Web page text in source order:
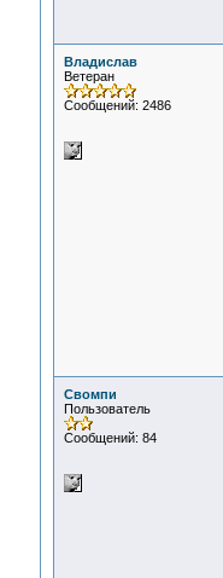
Владислав
Ветеран
Сообщений: 2486
Свомпи
Пользователь
Сообщений: 84